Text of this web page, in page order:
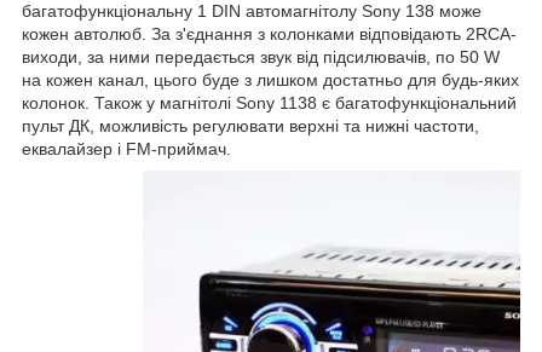
багатофункціональну 1 DIN автомагнітолу Sony 138 може
кожен автолюб. За з'єднання з колонками відповідають 2RCA-
виходи, за ними передається звук від підсилювачів, по 50 W
на кожен канал, цього буде з лишком достатньо для будь-яких
колонок. Також у магнітолі Sony 1138 є багатофункціональний
пульт ДК, можливість регулювати верхні та нижні частоти,
еквалайзер і FM-приймач.